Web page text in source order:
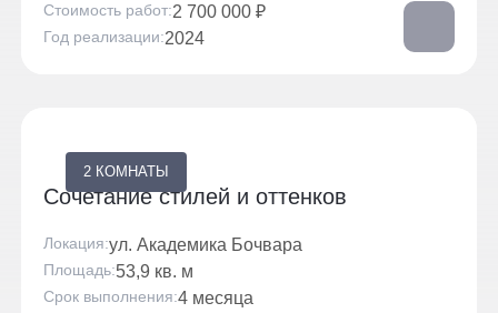
Стоимость работ 2 700 000 ₽
Год реализации 2024
2 КОМНАТЫ
Сочетание стилей и оттенков
Локация ул. Академика Бочвара
Площадь 53,9 кв. м
Срок выполнения 4 месяца